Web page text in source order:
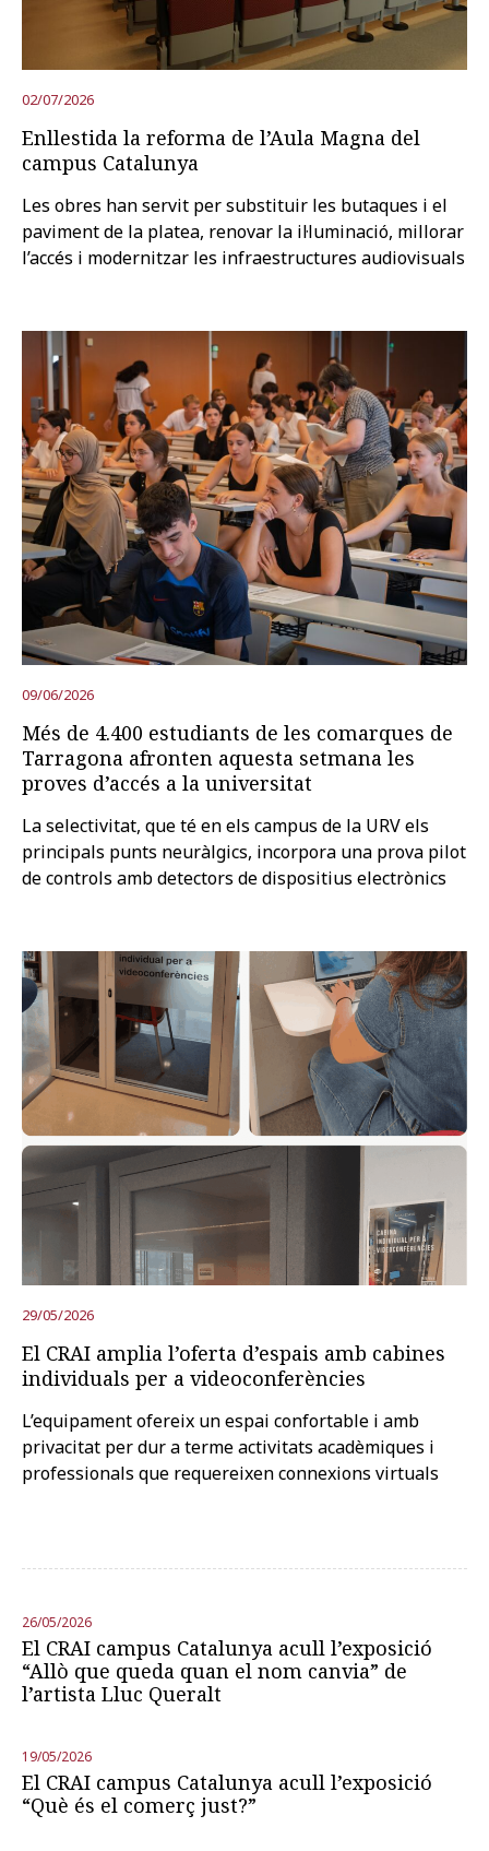
Prova la cerca avançada
Subscriu-te als butlletins de la URV Agenda
CATALÀ ESPAÑOL ENGLISH
02/07/2026
Enllestida la reforma de l’Aula Magna del
campus Catalunya
Les obres han servit per substituir les butaques i el
paviment de la platea, renovar la il·luminació, millorar
l’accés i modernitzar les infraestructures audiovisuals
09/06/2026
Més de 4.400 estudiants de les comarques de
Tarragona afronten aquesta setmana les
proves d’accés a la universitat
La selectivitat, que té en els campus de la URV els
principals punts neuràlgics, incorpora una prova pilot
de controls amb detectors de dispositius electrònics
29/05/2026
El CRAI amplia l’oferta d’espais amb cabines
individuals per a videoconferències
L’equipament ofereix un espai confortable i amb
privacitat per dur a terme activitats acadèmiques i
professionals que requereixen connexions virtuals
26/05/2026
El CRAI campus Catalunya acull l’exposició
“Allò que queda quan el nom canvia” de
l’artista Lluc Queralt
19/05/2026
El CRAI campus Catalunya acull l’exposició
“Què és el comerç just?”